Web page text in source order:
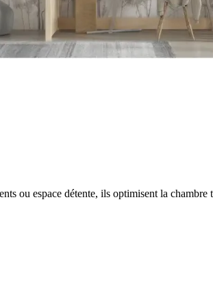
ou espace détente, ils optimisent la